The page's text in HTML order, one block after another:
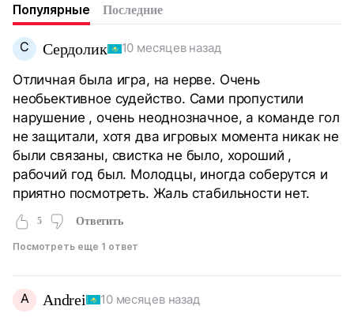
Популярные Последние
С Сердолик 10 месяцев назад
Отличная была игра, на нерве. Очень
необьективное судейство. Сами пропустили
нарушение , очень неоднозначное, а команде гол
не защитали, хотя два игровых момента никак не
были связаны, свистка не было, хороший ,
рабочий год был. Молодцы, иногда соберутся и
приятно посмотреть. Жаль стабильности нет.
5 Ответить
Посмотреть еще 1 ответ
A Andrei 10 месяцев назад